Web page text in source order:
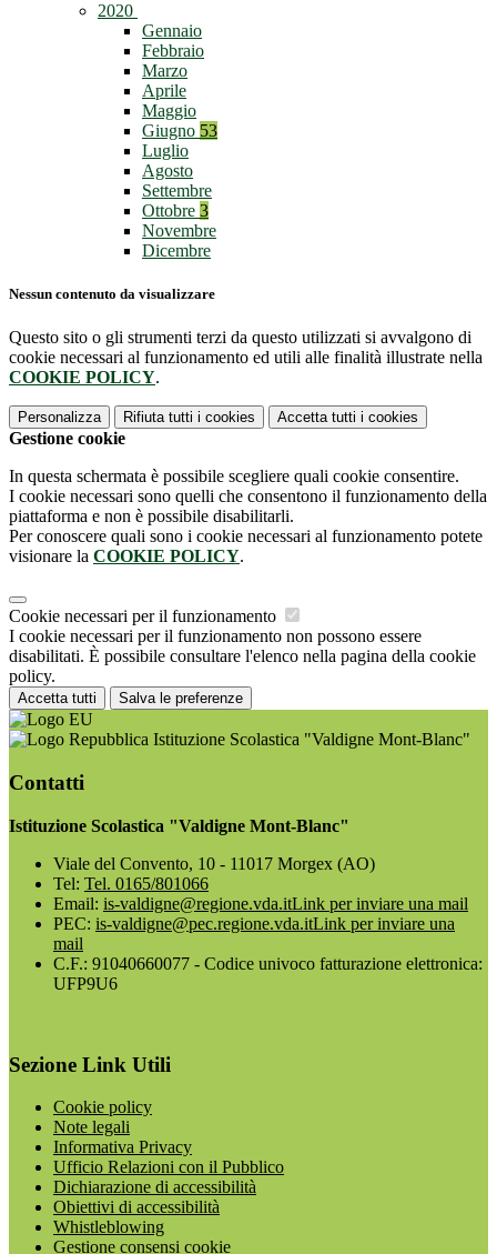
2020
Gennaio
Febbraio
Marzo
Aprile
Maggio
Giugno 53
Luglio
Agosto
Settembre
Ottobre 3
Novembre
Dicembre
Nessun contenuto da visualizzare
Questo sito o gli strumenti terzi da questo utilizzati si avvalgono di
cookie necessari al funzionamento ed utili alle finalità illustrate nella
COOKIE POLICY.
Personalizza Rifiuta tutti i cookies Accetta tutti i cookies
Gestione cookie
In questa schermata è possibile scegliere quali cookie consentire.
I cookie necessari sono quelli che consentono il funzionamento della
piattaforma e non è possibile disabilitarli.
Per conoscere quali sono i cookie necessari al funzionamento potete
visionare la COOKIE POLICY.
Cookie necessari per il funzionamento
I cookie necessari per il funzionamento non possono essere
disabilitati. È possibile consultare l'elenco nella pagina della cookie
policy.
Accetta tutti Salva le preferenze
Istituzione Scolastica "Valdigne Mont-Blanc"
Contatti
Istituzione Scolastica "Valdigne Mont-Blanc"
Viale del Convento, 10 - 11017 Morgex (AO)
Tel: Tel. 0165/801066
Email: is-valdigne@regione.vda.itLink per inviare una mail
PEC: is-valdigne@pec.regione.vda.itLink per inviare una
mail
C.F.: 91040660077 - Codice univoco fatturazione elettronica:
UFP9U6
Sezione Link Utili
Cookie policy
Note legali
Informativa Privacy
Ufficio Relazioni con il Pubblico
Dichiarazione di accessibilità
Obiettivi di accessibilità
Whistleblowing
Gestione consensi cookie